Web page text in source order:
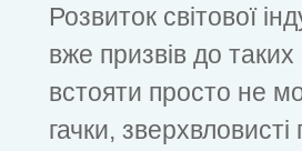
Розвиток світової
вже призвів до
встояти просто не
гачки,